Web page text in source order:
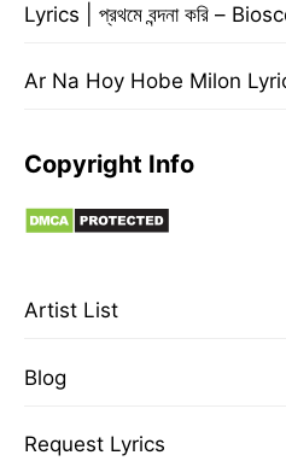
Lyrics | প্রথমে বন্দনা করি –
Ar Na Hoy Hobe Milon
Copyright Info
Artist List
Blog
Request Lyrics